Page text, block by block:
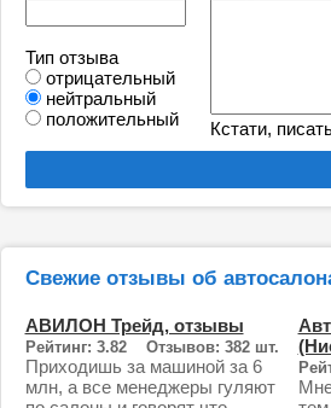
Тип отзыва
отрицательный
нейтральный
положительный
Кстати,
Свежие отзывы об
АВИЛОН Трейд, отзывы
Рейтинг: 3.82 Отзывов: 382 шт.
Приходишь за машиной за 6
млн, а все менеджеры гуляют